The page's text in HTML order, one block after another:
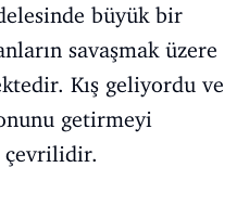
büyük bir
savaşmak üzere
Kış geliyordu ve
getirmeyi
çevrilidir.